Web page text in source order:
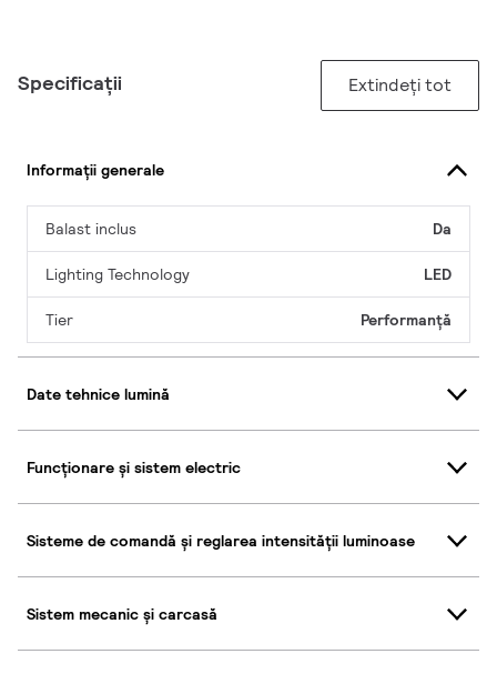
Specificații Extindeți tot
Informații generale
Balast inclus Da
Lighting Technology LED
Tier Performanță
Date tehnice lumină
Funcționare și sistem electric
Sisteme de comandă și reglarea intensității luminoase
Sistem mecanic și carcasă